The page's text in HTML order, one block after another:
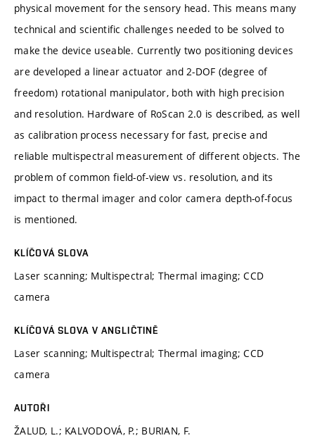
physical movement for the sensory head. This means many
technical and scientific challenges needed to be solved to
make the device useable. Currently two positioning devices
are developed a linear actuator and 2-DOF (degree of
freedom) rotational manipulator, both with high precision
and resolution. Hardware of RoScan 2.0 is described, as well
as calibration process necessary for fast, precise and
reliable multispectral measurement of different objects. The
problem of common field-of-view vs. resolution, and its
impact to thermal imager and color camera depth-of-focus
is mentioned.
KLÍČOVÁ SLOVA
Laser scanning; Multispectral; Thermal imaging; CCD
camera
KLÍČOVÁ SLOVA V ANGLIČTINĚ
Laser scanning; Multispectral; Thermal imaging; CCD
camera
AUTOŘI
ŽALUD, L.; KALVODOVÁ, P.; BURIAN, F.